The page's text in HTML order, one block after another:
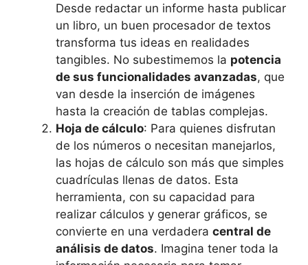
Desde redactar un informe hasta publicar
un libro, un buen procesador de textos
transforma tus ideas en realidades
tangibles. No subestimemos la potencia
de sus funcionalidades avanzadas, que
van desde la inserción de imágenes
hasta la creación de tablas complejas.
Hoja de cálculo: Para quienes disfrutan
de los números o necesitan manejarlos,
las hojas de cálculo son más que simples
cuadrículas llenas de datos. Esta
herramienta, con su capacidad para
realizar cálculos y generar gráficos, se
convierte en una verdadera central de
análisis de datos. Imagina tener toda la